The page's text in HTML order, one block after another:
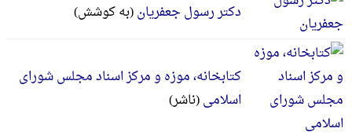
دکتر رسول جعفریان(به کوشش)
کتابخانه، موزه و مرکز اسناد مجلس شورای
اسلامی(ناشر)